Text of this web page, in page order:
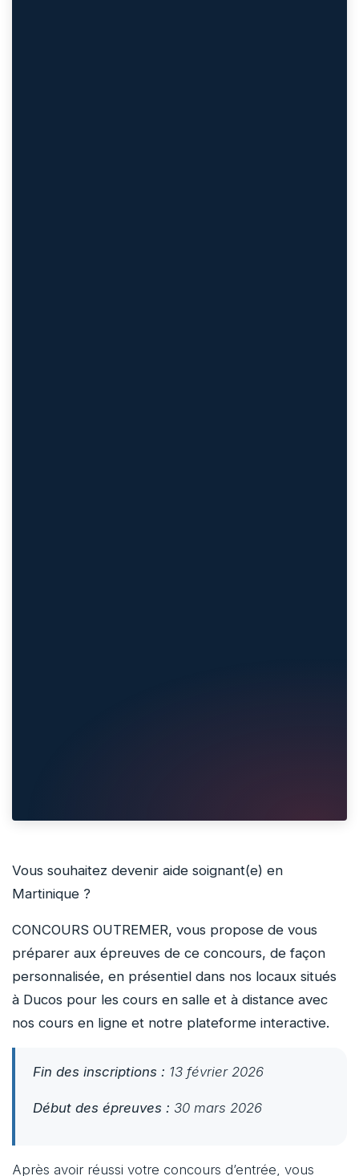
Vous souhaitez devenir aide soignant(e) en
Martinique ?
CONCOURS OUTREMER, vous propose de vous
préparer aux épreuves de ce concours, de façon
personnalisée, en présentiel dans nos locaux situés
à Ducos pour les cours en salle et à distance avec
nos cours en ligne et notre plateforme interactive.
Fin des inscriptions : 13 février 2026
Début des épreuves : 30 mars 2026
Après avoir réussi votre concours d’entrée, vous